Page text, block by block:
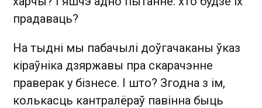
прадаваць?
На тыдні мы пабачылі доўгачаканы ўказ
кіраўніка дзяржавы пра скарачэнне
праверак у бізнесе. І што? Згодна з ім,
колькасць кантралёраў павінна быць